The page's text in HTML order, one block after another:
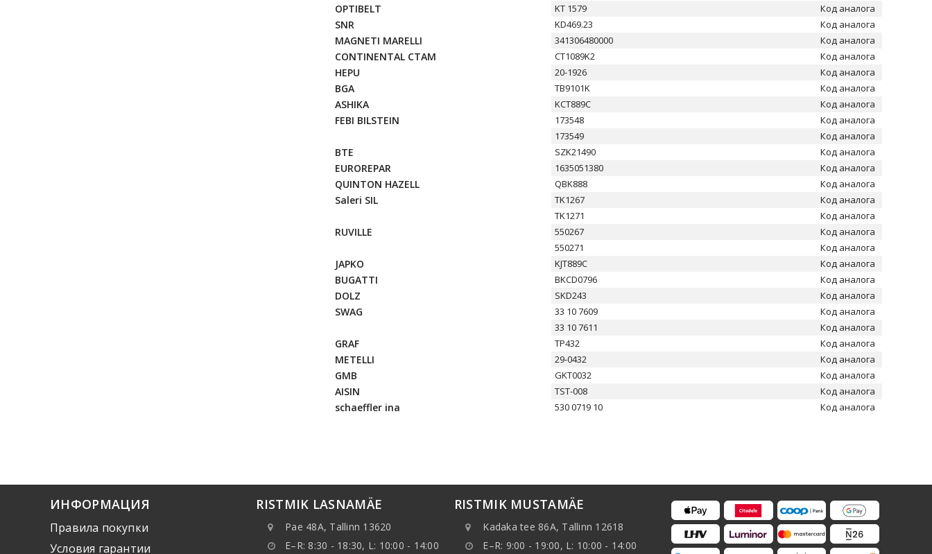
OPTIBELT KT 1579 Код аналога
SNR KD469.23 Код аналога
MAGNETI MARELLI 341306480000 Код аналога
CONTINENTAL CTAM CT1089K2 Код аналога
HEPU 20-1926 Код аналога
BGA TB9101K Код аналога
ASHIKA KCT889C Код аналога
FEBI BILSTEIN 173548
Код аналога
173549
Код аналога
BTE SZK21490 Код аналога
EUROREPAR 1635051380 Код аналога
QUINTON HAZELL QBK888 Код аналога
Saleri SIL TK1267
Код аналога
TK1271
Код аналога
RUVILLE 550267
Код аналога
550271
Код аналога
JAPKO KJT889C Код аналога
BUGATTI BKCD0796 Код аналога
DOLZ SKD243 Код аналога
SWAG 33 10 7609
Код аналога
33 10 7611
Код аналога
GRAF TP432 Код аналога
METELLI 29-0432 Код аналога
GMB GKT0032 Код аналога
AISIN TST-008 Код аналога
schaeffler ina 530 0719 10 Код аналога
ИНФОРМАЦИЯ
Правила покупки
Условия гарантии
RISTMIK LASNAMÄE
Pae 48A, Tallinn 13620
E–R: 8:30 - 18:30, L: 10:00 - 14:00
RISTMIK MUSTAMÄE
Kadaka tee 86A, Tallinn 12618
E–R: 9:00 - 19:00, L: 10:00 - 14:00